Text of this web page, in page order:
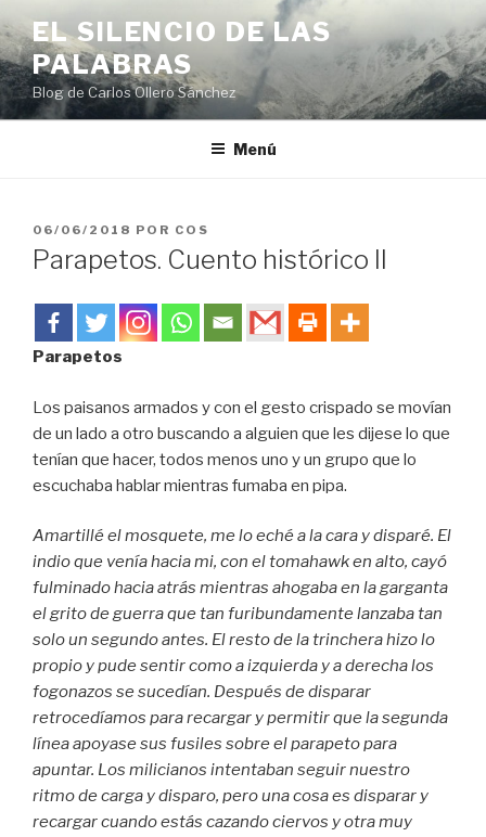
al
contenido
EL SILENCIO DE LAS
PALABRAS
Blog de Carlos Ollero Sánchez
Menú
PUBLICADO
EL
06/06/2018 POR COS
Parapetos. Cuento histórico II
Parapetos
Los paisanos armados y con el gesto crispado se movían
de un lado a otro buscando a alguien que les dijese lo que
tenían que hacer, todos menos uno y un grupo que lo
escuchaba hablar mientras fumaba en pipa.
Amartillé el mosquete, me lo eché a la cara y disparé. El
indio que venía hacia mi, con el tomahawk en alto, cayó
fulminado hacia atrás mientras ahogaba en la garganta
el grito de guerra que tan furibundamente lanzaba tan
solo un segundo antes. El resto de la trinchera hizo lo
propio y pude sentir como a izquierda y a derecha los
fogonazos se sucedían. Después de disparar
retrocedíamos para recargar y permitir que la segunda
línea apoyase sus fusiles sobre el parapeto para
apuntar. Los milicianos intentaban seguir nuestro
ritmo de carga y disparo, pero una cosa es disparar y
recargar cuando estás cazando ciervos y otra muy